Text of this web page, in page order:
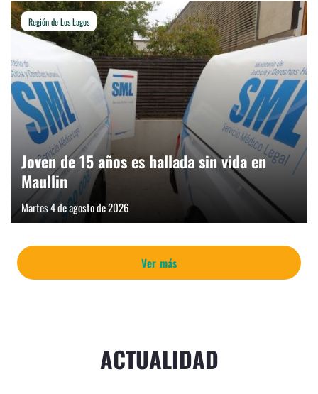
Ver más
Región de Los Lagos
Joven de 15 años es hallada sin vida en
Maullin
Martes 4 de agosto de 2026
ACTUALIDAD